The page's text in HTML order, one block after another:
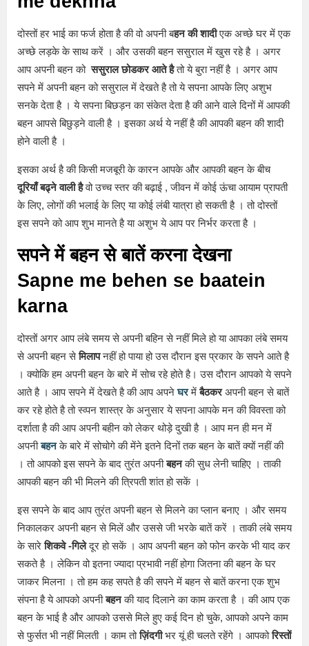
दोस्तों हर भाई का फर्ज होता है की वो अपनी बहन की शादीएक अच्छे घर में एक
अच्छे लड़के के साथ करें । और उसकी बहन ससुराल में खुस रहे है । अगर
आप अपनी बहन को ससुराल छोडकर आते हैतो ये बुरा नहीं है । अगर आप
सपने में अपनी बहन को ससुराल में देखते है तो ये सपना आपके लिए अशुभ
सनके देता है । ये सपना बिछड़न का संकेत देता है की आने वाले दिनों में आपकी
बहन आपसे बिछुड़ने वाली है । इसका अर्थ ये नहीं है की आपकी बहन की शादी
होने वाली है ।
इसका अर्थ है की किसी मजबूरी के कारन आपके और आपकी बहन के बीच
दूरियाँ बढ्ने वाली हैवो उच्च स्तर की बढ़ाई , जीवन में कोई ऊंचा आयाम प्रापती
के लिए, लोगों की भलाई के लिए या कोई लंबी यात्रा हो सकती है । तो दोस्तों
इस सपने को आप शुभ मानते है या अशुभ ये आप पर निर्भर करता है ।
सपने में बहन से बातें करना देखना
Sapne me behen se baatein
karna
दोस्तों अगर आप लंबे समय से अपनी बहिन से नहीं मिले हो या आपका लंबे समय
से अपनी बहन सेमिलापनहीं हो पाया हो उस दौरान इस प्रकार के सपने आते है
। क्योकि हम अपनी बहन के बारे में सोच रहे होते है। उस दौरान आपको ये सपने
आते है । आप सपने में देखते है की आप अपनेघरमेंबैठकरअपनी बहन से बातें
कर रहे होते है तो स्व्पन शास्त्र के अनुसार ये सपना आपके मन की विवस्ता को
दर्शाता है की आप अपनी बहीन को लेकर थोड़े दुखी है । आप मन ही मन में
अपनीबहनके बारे में सोचोगे की मेंने इतने दिनों तक बहन के बातें क्यों नहीं की
। तो आपको इस सपने के बाद तुरंत अपनीबहनकी सुध लेनी चाहिए । ताकी
आपकी बहन की भी मिलने की त्रिपती शांत हो सकें ।
इस सपने के बाद आप तुरंत अपनी बहन से मिलने का प्लान बनाए । और समय
निकालकर अपनी बहन से मिलें और उससे जी भरके बातें करें । ताकी लंबे समय
के सारेशिकवे -गिलेदूर हो सकें । आप अपनी बहन को फोन करके भी याद कर
सकते है । लेकिन वो इतना ज्यादा प्रभावी नहीं होगा जितना की बहन के घर
जाकर मिलना । तो हम कह सपते है की सपने में बहन से बातें करना एक शुभ
संपना है ये आपको अपनीबहनकी याद दिलाने का काम करता है । की आप एक
बहन के भाई है और आपको उससे मिले हुए कई दिन हो चुके, आपको अपने काम
से फुर्सत भी नहीं मिलती । काम तोज़िंदगीभर यूं ही चलते रहेंगे । आपकोरिस्तों